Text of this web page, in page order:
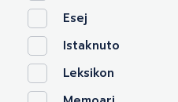
Esej
Istaknuto
Leksikon